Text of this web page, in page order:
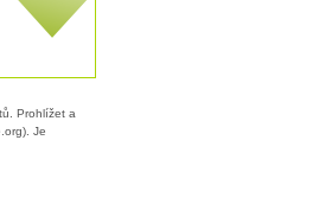
Prohlížet a
Je